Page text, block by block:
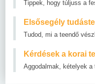
Tippek, hogy túljuss a
Elsősegély
Tudod, mi a teendő
Kérdések a korai
Aggodalmak, kételyek a